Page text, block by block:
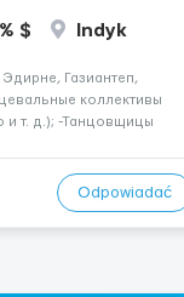
$ Indyk
Газиантеп,
коллективы
и т. д.); -Танцовщицы
хостесc в кл...
Odpowiadać